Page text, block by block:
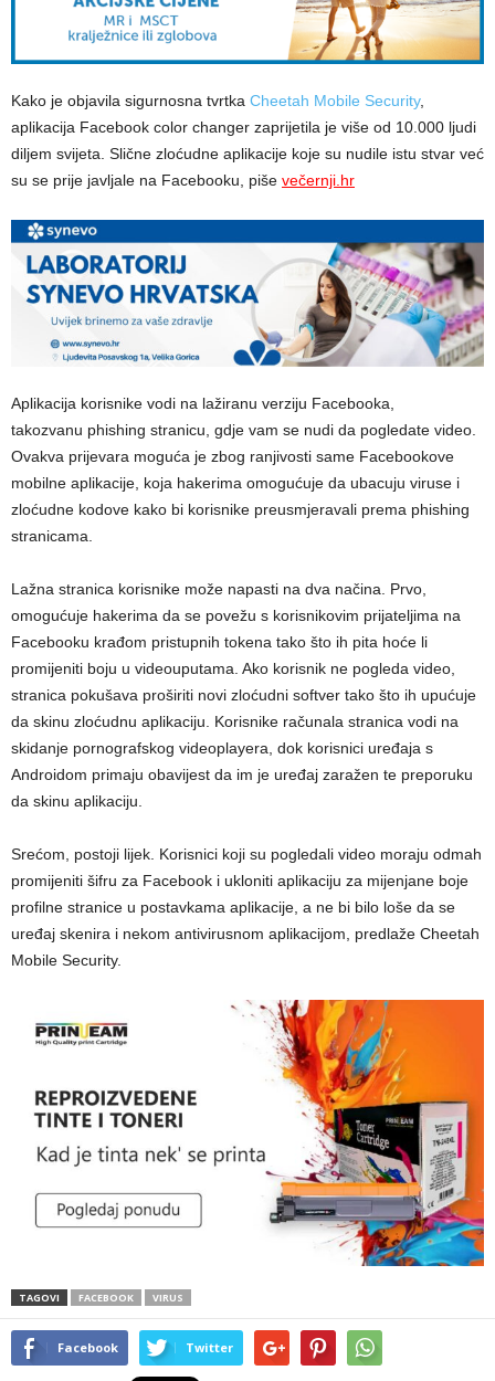
Kako je objavila sigurnosna tvrtka Cheetah Mobile Security,
aplikacija Facebook color changer zaprijetila je više od 10.000 ljudi
diljem svijeta. Slične zloćudne aplikacije koje su nudile istu stvar već
su se prije javljale na Facebooku, piše večernji.hr
Aplikacija korisnike vodi na lažiranu verziju Facebooka,
takozvanu phishing stranicu, gdje vam se nudi da pogledate video.
Ovakva prijevara moguća je zbog ranjivosti same Facebookove
mobilne aplikacije, koja hakerima omogućuje da ubacuju viruse i
zloćudne kodove kako bi korisnike preusmjeravali prema phishing
stranicama.
Lažna stranica korisnike može napasti na dva načina. Prvo,
omogućuje hakerima da se povežu s korisnikovim prijateljima na
Facebooku krađom pristupnih tokena tako što ih pita hoće li
promijeniti boju u videouputama. Ako korisnik ne pogleda video,
stranica pokušava proširiti novi zloćudni softver tako što ih upućuje
da skinu zloćudnu aplikaciju. Korisnike računala stranica vodi na
skidanje pornografskog videoplayera, dok korisnici uređaja s
Androidom primaju obavijest da im je uređaj zaražen te preporuku
da skinu aplikaciju.
Srećom, postoji lijek. Korisnici koji su pogledali video moraju odmah
promijeniti šifru za Facebook i ukloniti aplikaciju za mijenjane boje
profilne stranice u postavkama aplikacije, a ne bi bilo loše da se
uređaj skenira i nekom antivirusnom aplikacijom, predlaže Cheetah
Mobile Security.
TAGOVI FACEBOOK VIRUS
Facebook Twitter